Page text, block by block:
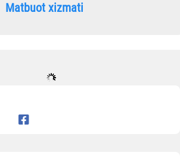
Matbuot xizmati